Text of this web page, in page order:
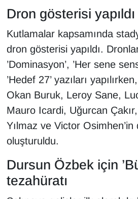
Dron gösterisi yapıldı
Kutlamalar kapsamında
dron gösterisi yapıldı.
’Dominasyon’, ’Her sene
’Hedef 27’ yazıları
Okan Buruk, Leroy Sane,
Mauro Icardi, Uğurcan
Yılmaz ve Victor Osimhen’in
oluşturuldu.
Dursun Özbek için
tezahüratı
TEKNOLOJİ
VAN'DA SPOR
Vasıta
YAŞAM
YEREL